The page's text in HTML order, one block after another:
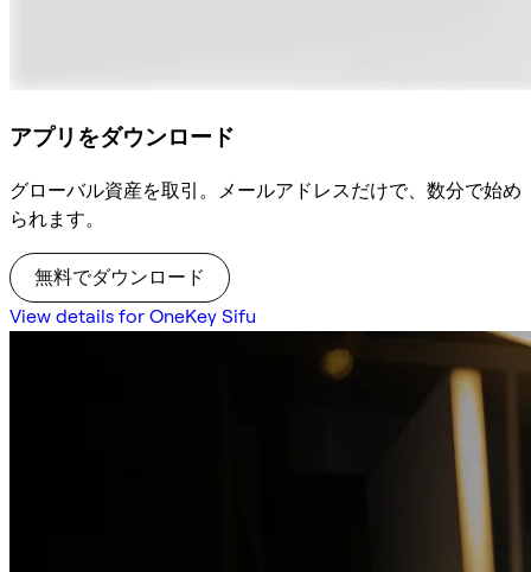
アプリをダウンロード
グローバル資産を取引。メールアドレスだけで、数分で始め
られます。
無料でダウンロード
View details for OneKey Sifu